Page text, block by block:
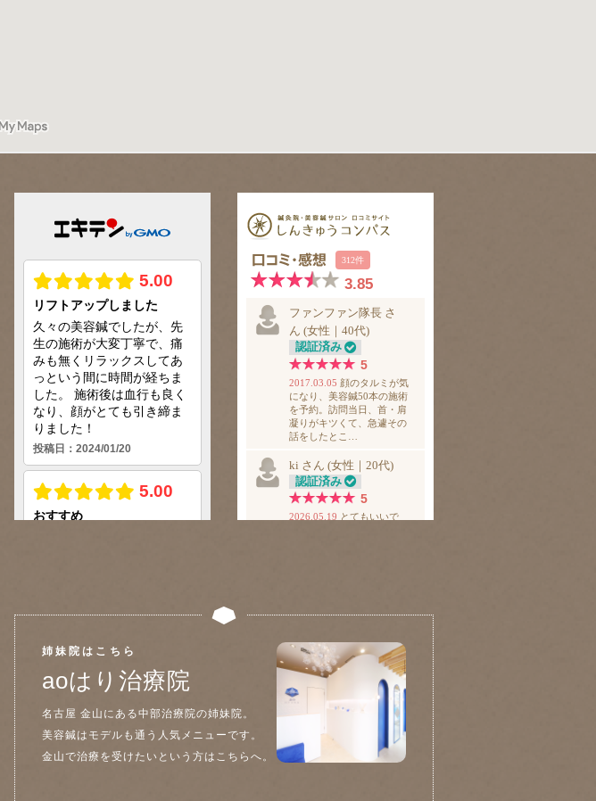
姉妹院はこちら
aoはり治療院
名古屋 金山にある中部治療院の姉妹院。
美容鍼はモデルも通う人気メニューです。
金山で治療を受けたいという方はこちらへ。